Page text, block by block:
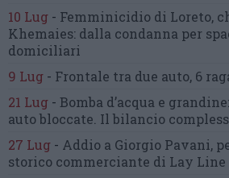
10 Lug - Femminicidio di Loreto,
Khemaies: dalla condanna per
domiciliari
9 Lug - Frontale tra due auto, 6
21 Lug - Bomba d’acqua e grandine:
auto bloccate. Il bilancio
27 Lug - Addio a Giorgio Pavani,
storico commerciante di Lay Line